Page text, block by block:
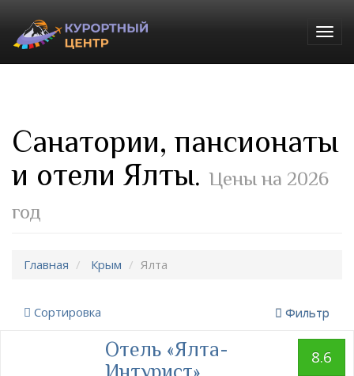
Санатории, пансионаты
и отели Ялты. Цены на 2026
год
Главная Крым Ялта
Сортировка Фильтр
Отель «Ялта-
Интурист»
8.6